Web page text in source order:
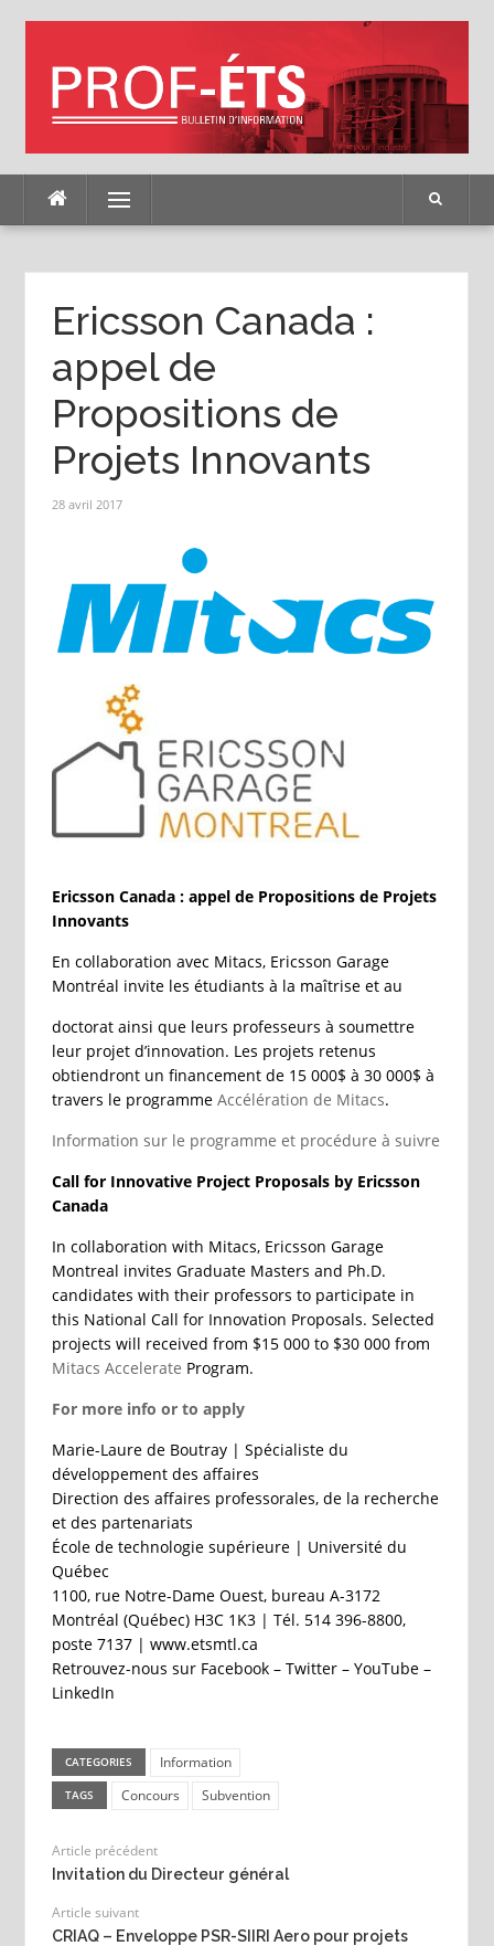
Menu
Ericsson Canada :
appel de
Propositions de
Projets Innovants
28 avril 2017
Ericsson Canada : appel de Propositions de Projets
Innovants
En collaboration avec Mitacs, Ericsson Garage
Montréal invite les étudiants à la maîtrise et au
doctorat ainsi que leurs professeurs à soumettre
leur projet d’innovation. Les projets retenus
obtiendront un financement de 15 000$ à 30 000$ à
travers le programme Accélération de Mitacs.
Information sur le programme et procédure à suivre
Call for Innovative Project Proposals by Ericsson
Canada
In collaboration with Mitacs, Ericsson Garage
Montreal invites Graduate Masters and Ph.D.
candidates with their professors to participate in
this National Call for Innovation Proposals. Selected
projects will received from $15 000 to $30 000 from
Mitacs Accelerate Program.
For more info or to apply
Marie-Laure de Boutray | Spécialiste du
développement des affaires
Direction des affaires professorales, de la recherche
et des partenariats
École de technologie supérieure | Université du
Québec
1100, rue Notre-Dame Ouest, bureau A-3172
Montréal (Québec) H3C 1K3 | Tél. 514 396-8800,
poste 7137 | www.etsmtl.ca
Retrouvez-nous sur Facebook – Twitter – YouTube –
LinkedIn
CATEGORIES Information
TAGS Concours Subvention
Article précédent
Invitation du Directeur général
Article suivant
CRIAQ – Enveloppe PSR-SIIRI Aero pour projets